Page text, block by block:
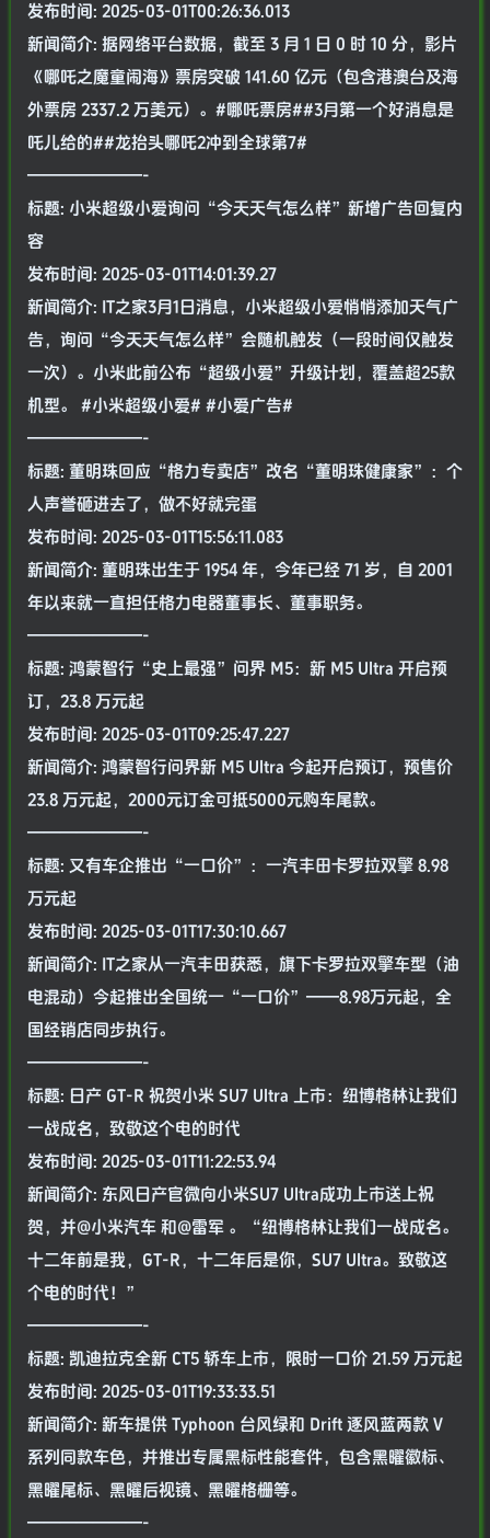
发布时间: 2025-03-01T00:26:36.013
新闻简介: 据网络平台数据，截至 3 月 1 日 0 时 10 分，影片
《哪吒之魔童闹海》票房突破 141.60 亿元（包含港澳台及海
外票房 2337.2 万美元）。#哪吒票房##3月第一个好消息是
吒儿给的##龙抬头哪吒2冲到全球第7#
———————-
标题: 小米超级小爱询问“今天天气怎么样”新增广告回复内
容
发布时间: 2025-03-01T14:01:39.27
新闻简介: IT之家3月1日消息，小米超级小爱悄悄添加天气广
告，询问“今天天气怎么样”会随机触发（一段时间仅触发
一次）。小米此前公布“超级小爱”升级计划，覆盖超25款
机型。 #小米超级小爱# #小爱广告#
———————-
标题: 董明珠回应“格力专卖店”改名“董明珠健康家”：个
人声誉砸进去了，做不好就完蛋
发布时间: 2025-03-01T15:56:11.083
新闻简介: 董明珠出生于 1954 年，今年已经 71 岁，自 2001
年以来就一直担任格力电器董事长、董事职务。
———————-
标题: 鸿蒙智行“史上最强”问界 M5：新 M5 Ultra 开启预
订，23.8 万元起
发布时间: 2025-03-01T09:25:47.227
新闻简介: 鸿蒙智行问界新 M5 Ultra 今起开启预订，预售价
23.8 万元起，2000元订金可抵5000元购车尾款。
———————-
标题: 又有车企推出“一口价”：一汽丰田卡罗拉双擎 8.98
万元起
发布时间: 2025-03-01T17:30:10.667
新闻简介: IT之家从一汽丰田获悉，旗下卡罗拉双擎车型（油
电混动）今起推出全国统一“一口价”——8.98万元起，全
国经销店同步执行。
———————-
标题: 日产 GT-R 祝贺小米 SU7 Ultra 上市：纽博格林让我们
一战成名，致敬这个电的时代
发布时间: 2025-03-01T11:22:53.94
新闻简介: 东风日产官微向小米SU7 Ultra成功上市送上祝
贺，并@小米汽车 和@雷军 。“纽博格林让我们一战成名。
十二年前是我，GT-R，十二年后是你，SU7 Ultra。致敬这
个电的时代！”
———————-
标题: 凯迪拉克全新 CT5 轿车上市，限时一口价 21.59 万元起
发布时间: 2025-03-01T19:33:33.51
新闻简介: 新车提供 Typhoon 台风绿和 Drift 逐风蓝两款 V
系列同款车色，并推出专属黑标性能套件，包含黑曜徽标、
黑曜尾标、黑曜后视镜、黑曜格栅等。
———————-